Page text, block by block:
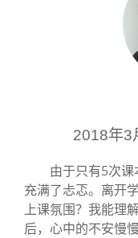
2018年3
由于只有5次
充满了忐忑。离开
上课氛围？我能理
后，心中的不安慢